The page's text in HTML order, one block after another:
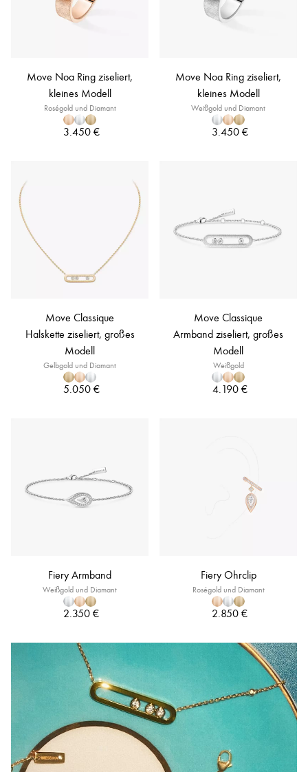
Move Noa Ring ziseliert,
kleines Modell
Roségold und Diamant
3.450 €
Move Noa Ring ziseliert,
kleines Modell
Weißgold und Diamant
3.450 €
Move Classique
Halskette ziseliert, großes
Modell
Gelbgold und Diamant
5.050 €
Move Classique
Armband ziseliert, großes
Modell
Weißgold
4.190 €
Fiery Armband
Weißgold und Diamant
2.350 €
Fiery Ohrclip
Roségold und Diamant
2.850 €